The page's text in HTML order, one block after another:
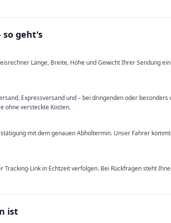
so geht's
Länge, Breite, Höhe und Gewicht Ihrer Sendung
Expressversand und – bei dringenden oder
ohne versteckte Kosten.
mit dem genauen Abholtermin. Unser Fahrer
Tracking-Link in Echtzeit verfolgen. Bei Rückfragen steht
ist